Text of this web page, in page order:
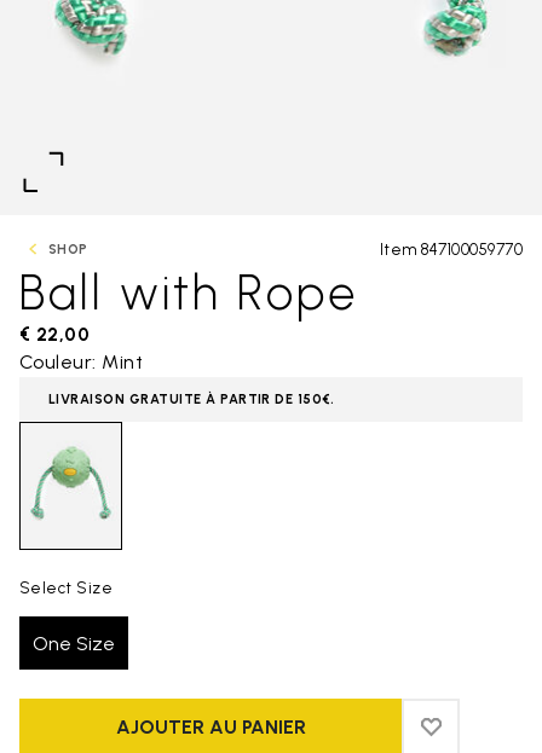
SHOP Item 847100059770
Ball with Rope
€ 22,00
Couleur: Mint
LIVRAISON GRATUITE À PARTIR DE 150€.
Select Size
One Size
AJOUTER AU PANIER ADD TO
ADD TO